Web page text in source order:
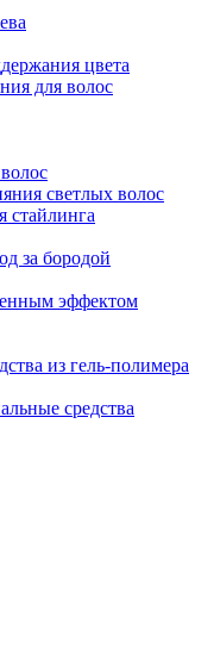
цвета
для волос
светлых волос
стайлинга
за бородой
эффектом
из гель-полимера
средства